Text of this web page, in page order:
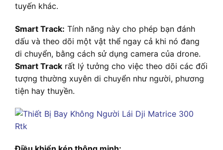
tuyến khác.
Smart Track: Tính năng này cho phép bạn đánh
dấu và theo dõi một vật thể ngay cả khi nó đang
di chuyển, bằng cách sử dụng camera của drone.
Smart Track rất lý tưởng cho việc theo dõi các đối
tượng thường xuyên di chuyển như người, phương
tiện hay thuyền.